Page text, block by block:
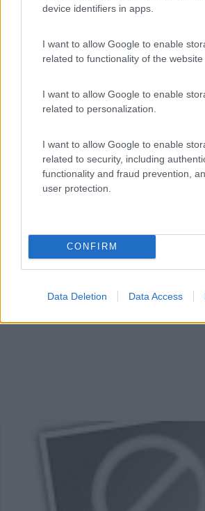
device identifiers in apps.
I want to allow Google to enable
related to functionality of the website
I want to allow Google to enable
related to personalization.
I want to allow Google to enable
related to security, including
functionality and fraud prevention,
user protection.
CONFIRM
Data Deletion Data Access
Stellplatz Seespitze
7 1
Servizi / Posizione
A poca distanza dalle sponde dal